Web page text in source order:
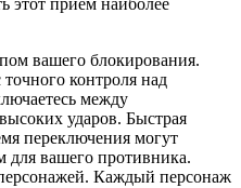
вашего блокирования.
точного контроля над
между
ударов. Быстрая
переключения могут
для вашего противника.
Каждый персонаж